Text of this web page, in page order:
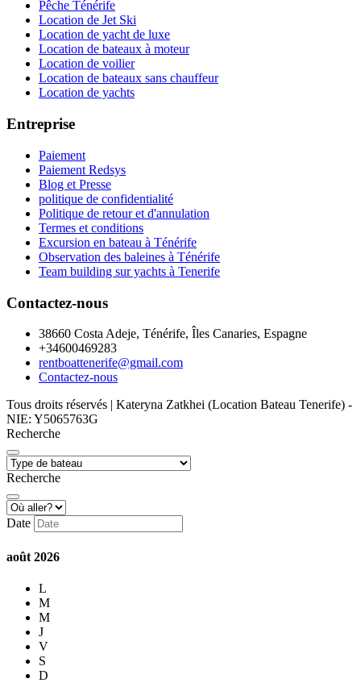
Pêche Ténérife
Location de Jet Ski
Location de yacht de luxe
Location de bateaux à moteur
Location de voilier
Location de bateaux sans chauffeur
Location de yachts
Entreprise
Paiement
Paiement Redsys
Blog et Presse
politique de confidentialité
Politique de retour et d'annulation
Termes et conditions
Excursion en bateau à Ténérife
Observation des baleines à Ténérife
Team building sur yachts à Tenerife
Contactez-nous
38660 Costa Adeje, Ténérife, Îles Canaries, Espagne
+34600469283
rentboattenerife@gmail.com
Contactez-nous
Tous droits réservés | Kateryna Zatkhei (Location Bateau Tenerife) -
NIE: Y5065763G
Recherche
Recherche
Date
août 2026
L
M
M
J
V
S
D